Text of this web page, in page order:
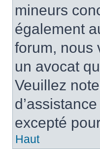
mineurs
également
forum, nous
un avocat
Veuillez
excepté
Haut